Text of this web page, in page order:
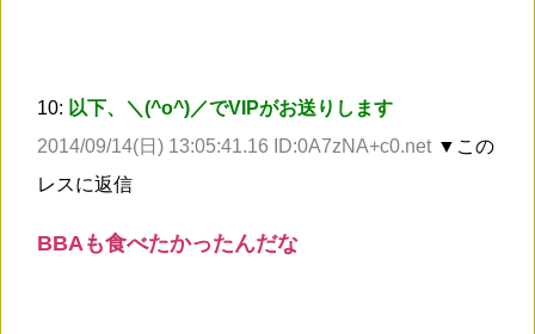
10: 以下、＼(^o^)／でVIPがお送りします
2014/09/14(日) 13:05:41.16 ID:0A7zNA+c0.net ▼この
レスに返信
BBAも食べたかったんだな